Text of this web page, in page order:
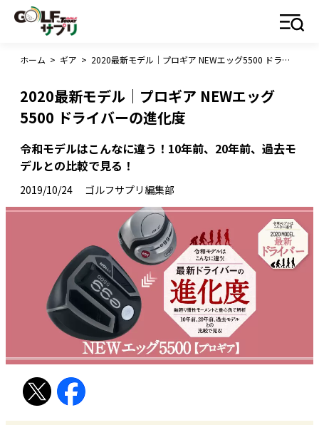
ホーム > ギア > 2020最新モデル｜プロギア NEWエッグ5500 ドライバーの進化度
2020最新モデル｜プロギア NEWエッグ
5500 ドライバーの進化度
令和モデルはこんなに違う！10年前、20年前、過去モ
デルとの比較で見る！
2019/10/24 ゴルフサプリ編集部